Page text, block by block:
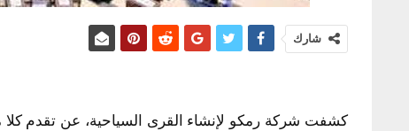
شارك
كشفت شركة رمكو لإنشاء القرى السياحية، عن تقدم